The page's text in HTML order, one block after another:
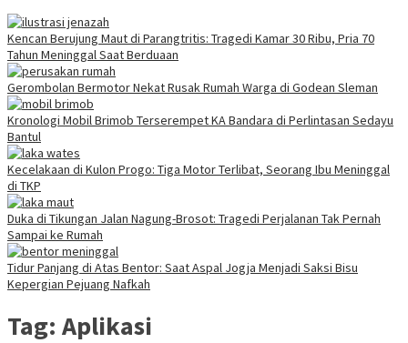
Kencan Berujung Maut di Parangtritis: Tragedi Kamar 30 Ribu, Pria 70
Tahun Meninggal Saat Berduaan
Gerombolan Bermotor Nekat Rusak Rumah Warga di Godean Sleman
Kronologi Mobil Brimob Terserempet KA Bandara di Perlintasan Sedayu
Bantul
Kecelakaan di Kulon Progo: Tiga Motor Terlibat, Seorang Ibu Meninggal
di TKP
Duka di Tikungan Jalan Nagung-Brosot: Tragedi Perjalanan Tak Pernah
Sampai ke Rumah
Tidur Panjang di Atas Bentor: Saat Aspal Jogja Menjadi Saksi Bisu
Kepergian Pejuang Nafkah
Tag: Aplikasi